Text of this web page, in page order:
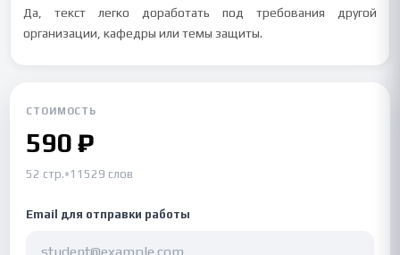
Да, текст легко доработать под требования другой
организации, кафедры или темы защиты.
СТОИМОСТЬ
590 ₽
52 стр.•11529 слов
Email для отправки работы